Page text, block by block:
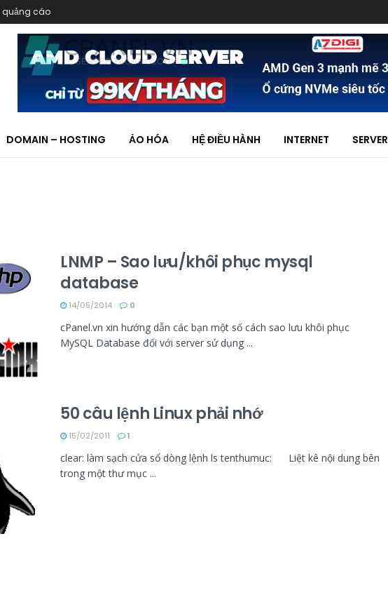
quảng cáo
DOMAIN – HOSTING ẢO HÓA HỆ ĐIỀU HÀNH INTERNET SERVER
LNMP – Sao lưu/khôi phục mysql
database
14/05/2014 0
cPanel.vn xin hướng dẫn các bạn một số cách sao lưu khôi phục
MySQL Database đối với server sử dụng ...
50 câu lệnh Linux phải nhớ
15/02/2011 1
clear: làm sạch cửa sổ dòng lệnh ls tenthumuc: Liệt kê nội dung bên
trong một thư mục ...